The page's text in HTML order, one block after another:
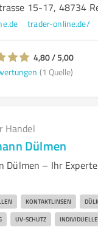
15-17, 48734
trader-online.de/
4,80 / 5,00
(1 Quelle)
Handel
Dülmen
Dülmen – Ihr
KONTAKTLINSEN
UV-SCHUTZ